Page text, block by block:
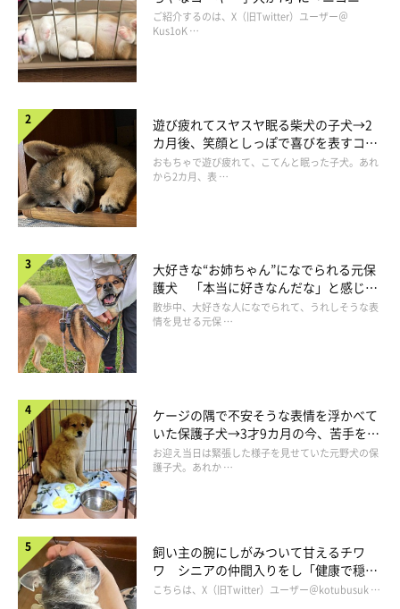
コタくんはどんなコ？
コ“コーギースマイル”が魅力のコに成
長！
ご紹介するのは、X（旧Twitter）ユーザー＠
Kus1oK …
遊び疲れてスヤスヤ眠る柴犬の子犬→2
カ月後、笑顔としっぽで喜びを表すコに
成長！
おもちゃで遊び疲れて、こてんと眠った子犬。あれ
から2カ月、表 …
大好きな“お姉ちゃん”になでられる元保
護犬 「本当に好きなんだな」と感じる
表情にほっこり
散歩中、大好きな人になでられて、うれしそうな表
情を見せる元保 …
ケージの隅で不安そうな表情を浮かべて
いた保護子犬→3才9カ月の今、苦手を克
服し頼もしいコに成長！
お迎え当日は緊張した様子を見せていた元野犬の保
護子犬。あれか …
飼い主の腕にしがみついて甘えるチワ
ワ シニアの仲間入りをし「健康で穏や
かな暮らしが続いてほしい」と願う
こちらは、X（旧Twitter）ユーザー＠kotubusuk …